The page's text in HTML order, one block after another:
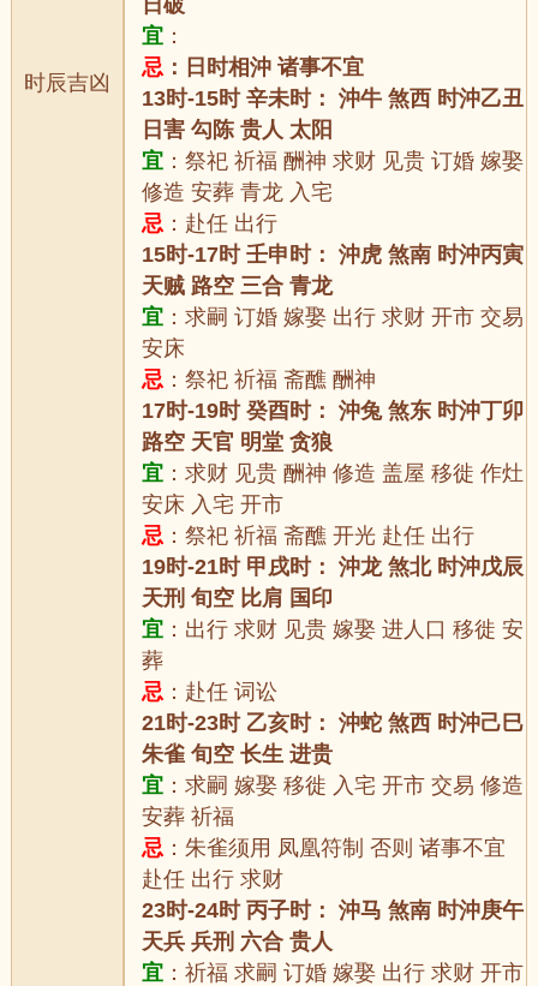
时辰吉凶
日破
宜 ：
忌 ：日时相沖 诸事不宜
13时-15时 辛未时： 沖牛 煞西 时沖乙丑
日害 勾陈 贵人 太阳
宜 ：祭祀 祈福 酬神 求财 见贵 订婚 嫁娶
修造 安葬 青龙 入宅
忌 ：赴任 出行
15时-17时 壬申时： 沖虎 煞南 时沖丙寅
天贼 路空 三合 青龙
宜 ：求嗣 订婚 嫁娶 出行 求财 开市 交易
安床
忌 ：祭祀 祈福 斋醮 酬神
17时-19时 癸酉时： 沖兔 煞东 时沖丁卯
路空 天官 明堂 贪狼
宜 ：求财 见贵 酬神 修造 盖屋 移徙 作灶
安床 入宅 开市
忌 ：祭祀 祈福 斋醮 开光 赴任 出行
19时-21时 甲戌时： 沖龙 煞北 时沖戊辰
天刑 旬空 比肩 国印
宜 ：出行 求财 见贵 嫁娶 进人口 移徙 安
葬
忌 ：赴任 词讼
21时-23时 乙亥时： 沖蛇 煞西 时沖己巳
朱雀 旬空 长生 进贵
宜 ：求嗣 嫁娶 移徙 入宅 开市 交易 修造
安葬 祈福
忌 ：朱雀须用 凤凰符制 否则 诸事不宜
赴任 出行 求财
23时-24时 丙子时： 沖马 煞南 时沖庚午
天兵 兵刑 六合 贵人
宜 ：祈福 求嗣 订婚 嫁娶 出行 求财 开市